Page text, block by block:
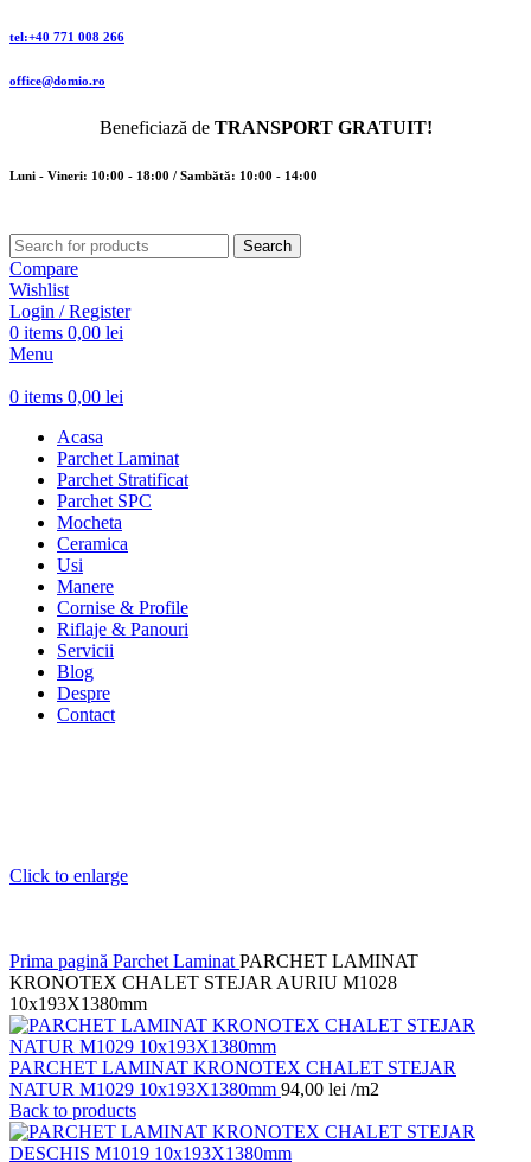
tel:+40 771 008 266
office@domio.ro
Beneficiază de TRANSPORT GRATUIT!
Luni - Vineri: 10:00 - 18:00 / Sambătă: 10:00 - 14:00
Search
Compare
Wishlist
Login / Register
0 items 0,00 lei
Menu
0 items 0,00 lei
Acasa
Parchet Laminat
Parchet Stratificat
Parchet SPC
Mocheta
Ceramica
Usi
Manere
Cornise & Profile
Riflaje & Panouri
Servicii
Blog
Despre
Contact
Click to enlarge
Prima pagină Parchet Laminat PARCHET LAMINAT
KRONOTEX CHALET STEJAR AURIU M1028
10x193X1380mm
PARCHET LAMINAT KRONOTEX CHALET STEJAR
NATUR M1029 10x193X1380mm 94,00 lei /m2
Back to products